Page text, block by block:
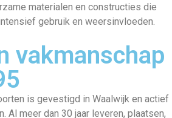
materialen en constructies die
gebruik en weersinvloeden.
vakmanschap
is gevestigd in Waalwijk en actief
Al meer dan 30 jaar leveren, plaatsen,